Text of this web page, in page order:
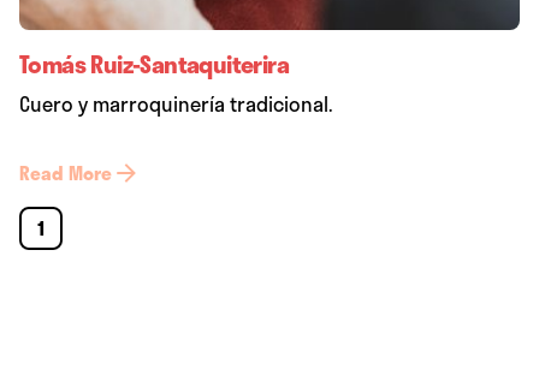
Tomás Ruiz-Santaquiterira
Cuero y marroquinería tradicional.
Read More
1